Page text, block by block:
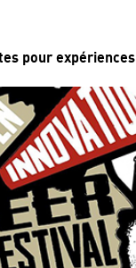
pour expériences